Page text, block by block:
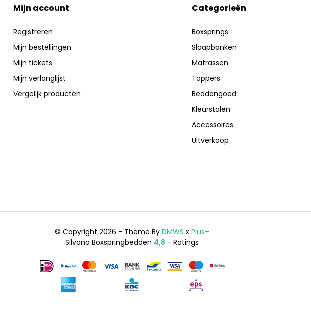
Mijn account
Registreren
Mijn bestellingen
Mijn tickets
Mijn verlanglijst
Vergelijk producten
Categorieën
Boxsprings
Slaapbanken
Matrassen
Toppers
Beddengoed
Kleurstalen
Accessoires
Uitverkoop
© Copyright 2026 - Theme ByDMWS xPlus+
Silvano Boxspringbedden 4,8 - Ratings